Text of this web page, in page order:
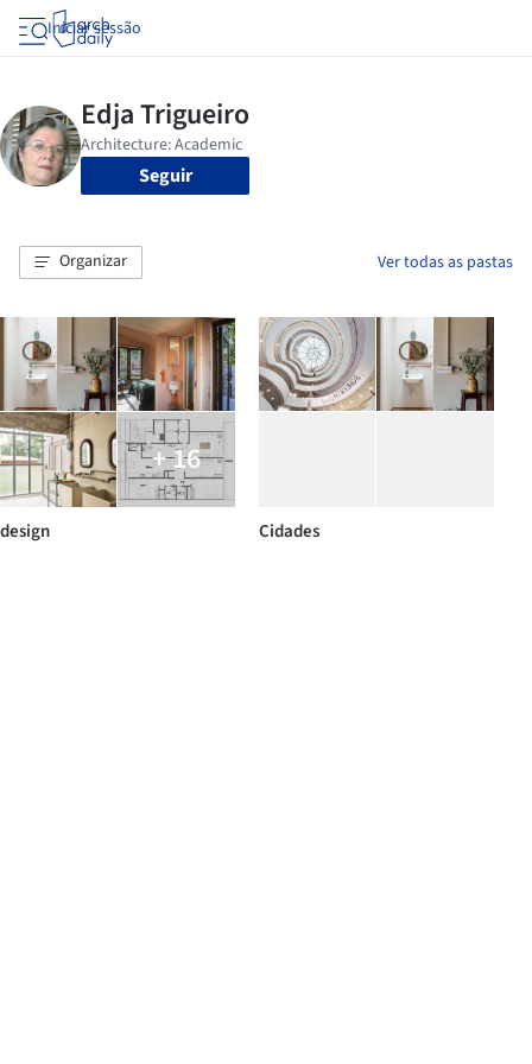
Iniciar sessão
Seguir
Organizar Ver todas as pastas
+ 16
design Cidades